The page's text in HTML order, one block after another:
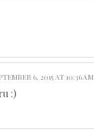
6, 2015 AT 10:36 AM
:)